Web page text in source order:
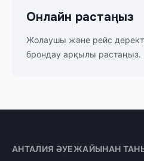
Онлайн растаңыз
Жолаушы және рейс
брондау арқылы растаңыз.
АНТАЛИЯ ӘУЕЖАЙЫНАН